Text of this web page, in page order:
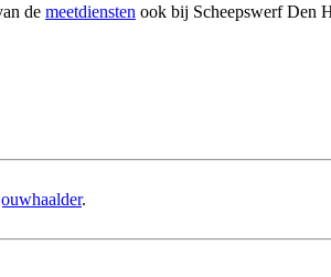
de meetdiensten ook bij Scheepswerf Den
.